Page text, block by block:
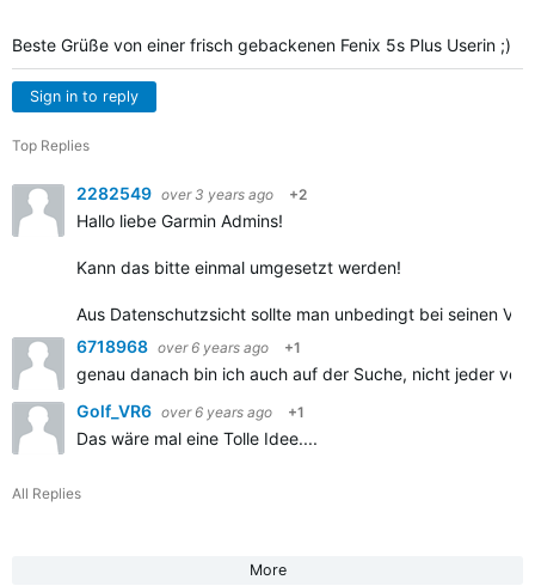
Beste Grüße von einer frisch gebackenen Fenix 5s Plus Userin ;)
Sign in to reply
Top Replies
2282549 over 3 years ago +2
Hallo liebe Garmin Admins!
Kann das bitte einmal umgesetzt werden!
Aus Datenschutzsicht sollte man unbedingt bei seinen
6718968 over 6 years ago +1
genau danach bin ich auch auf der Suche, nicht jeder
Golf_VR6 over 6 years ago +1
Das wäre mal eine Tolle Idee....
All Replies
More